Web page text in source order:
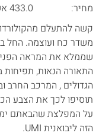
מחיר: 433.0 אש"ח
משדר כח ועוצמה. החל
שממלא את המראה
התאורה הנאות, תפיחות
הגדולים , המרכב החרב
על המפלצת שהבאתם
הזה ליבואנית UMI.